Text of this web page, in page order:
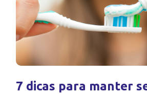
7 dicas para manter